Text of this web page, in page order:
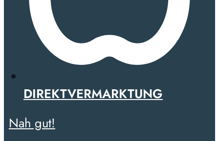
DIREKTVERMARKTUNG
Nah gut!